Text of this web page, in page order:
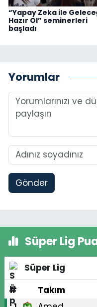
“Yapay Zeka ile
Hazır Ol” seminerleri
başladı
Yorumlar
Gönder
Süper Lig
Süper Lig
#
Takım